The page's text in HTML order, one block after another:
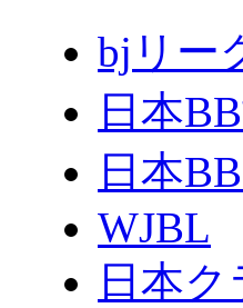
bjリー
日本
日本
WJBL
日本